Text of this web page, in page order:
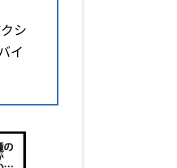
シ
イ